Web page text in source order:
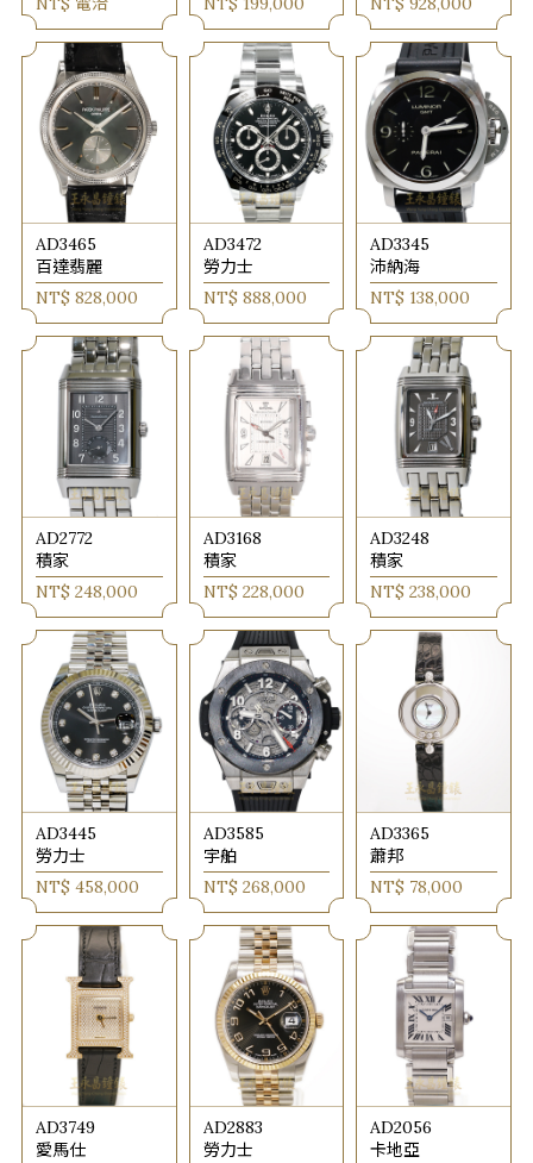
AD3465
百達翡麗
NT$ 828,000
AD3472
勞力士
NT$ 888,000
AD3345
沛納海
NT$ 138,000
AD2772
積家
NT$ 248,000
AD3168
積家
NT$ 228,000
AD3248
積家
NT$ 238,000
AD3445
勞力士
NT$ 458,000
AD3585
宇舶
NT$ 268,000
AD3365
蕭邦
NT$ 78,000
AD3749
愛馬仕
AD2883
勞力士
AD2056
卡地亞